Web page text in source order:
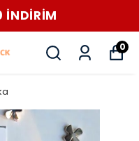
İNDİRİM
0